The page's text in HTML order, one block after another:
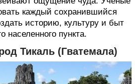
каждый сохранившийся
историю, культуру и быт
населенного пункта.
Тикаль (Гватемала)